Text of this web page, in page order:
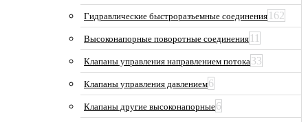
Гидравлические быстроразъемные соединения 162
Высоконапорные поворотные соединения 11
Клапаны управления направлением потока33
Клапаны управления давлением6
Клапаны другие высоконапорные6